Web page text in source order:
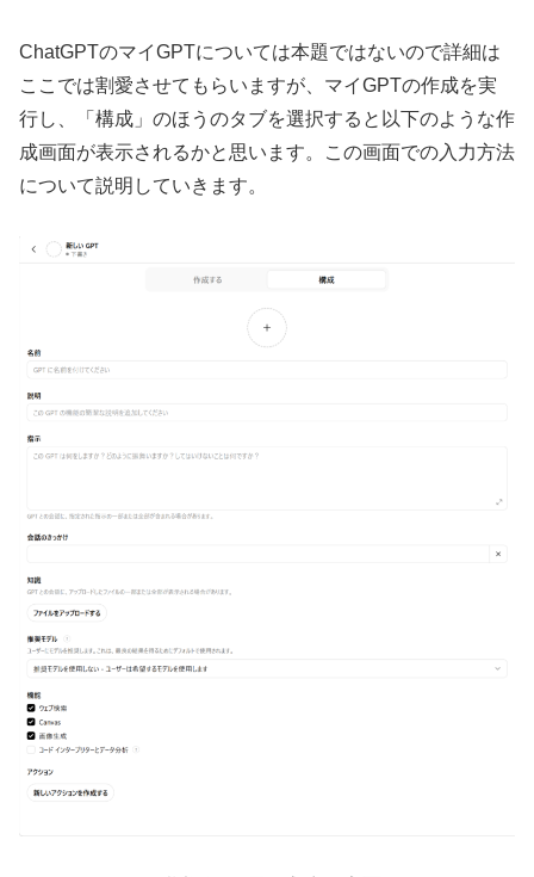
ChatGPTのマイGPTについては本題ではないので詳細は
ここでは割愛させてもらいますが、マイGPTの作成を実
行し、「構成」のほうのタブを選択すると以下のような作
成画面が表示されるかと思います。この画面での入力方法
について説明していきます。